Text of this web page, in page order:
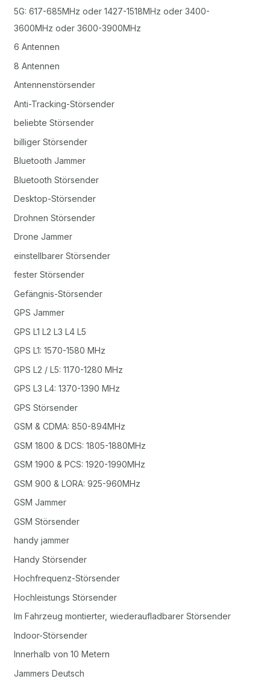
5G: 617-685MHz oder 1427-1518MHz oder 3400-
3600MHz oder 3600-3900MHz
6 Antennen
8 Antennen
Antennenstörsender
Anti-Tracking-Störsender
beliebte Störsender
billiger Störsender
Bluetooth Jammer
Bluetooth Störsender
Desktop-Störsender
Drohnen Störsender
Drone Jammer
einstellbarer Störsender
fester Störsender
Gefängnis-Störsender
GPS Jammer
GPS L1 L2 L3 L4 L5
GPS L1: 1570-1580 MHz
GPS L2 / L5: 1170-1280 MHz
GPS L3 L4: 1370-1390 MHz
GPS Störsender
GSM & CDMA: 850-894MHz
GSM 1800 & DCS: 1805-1880MHz
GSM 1900 & PCS: 1920-1990MHz
GSM 900 & LORA: 925-960MHz
GSM Jammer
GSM Störsender
handy jammer
Handy Störsender
Hochfrequenz-Störsender
Hochleistungs Störsender
Im Fahrzeug montierter, wiederaufladbarer Störsender
Indoor-Störsender
Innerhalb von 10 Metern
Jammers Deutsch